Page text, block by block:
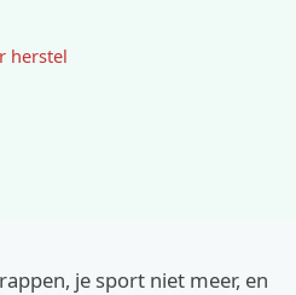
herstel
je sport niet meer, en